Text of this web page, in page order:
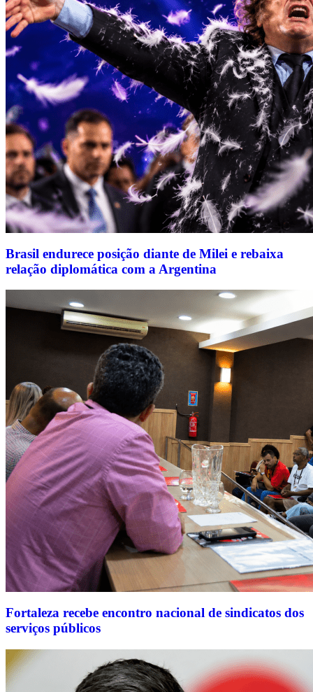
Brasil endurece posição diante de Milei e rebaixa
relação diplomática com a Argentina
Fortaleza recebe encontro nacional de sindicatos dos
serviços públicos